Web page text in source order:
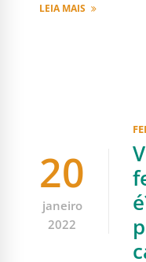
LEIA MAIS
20
janeiro
2022